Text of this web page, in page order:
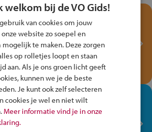
Test je kennis met het
Fiets Veilig
Verkeersspel!
Speel het Fiets Veilig Verkeersspel
en win een Cortina-fiets!
In de winkel ben je op je
plek!
Ontdek via het vmbo jouw talent
welkom bij de VO Gids!
van cookies om jouw
onze website zo soepel en
mogelijk te maken. Deze zorgen
op rolletjes loopt en staan
aan. Als je ons groen licht geeft
kunnen we je de beste
Je kunt ook zelf selecteren
cookies je wel en niet wilt
Meer informatie vind je in onze